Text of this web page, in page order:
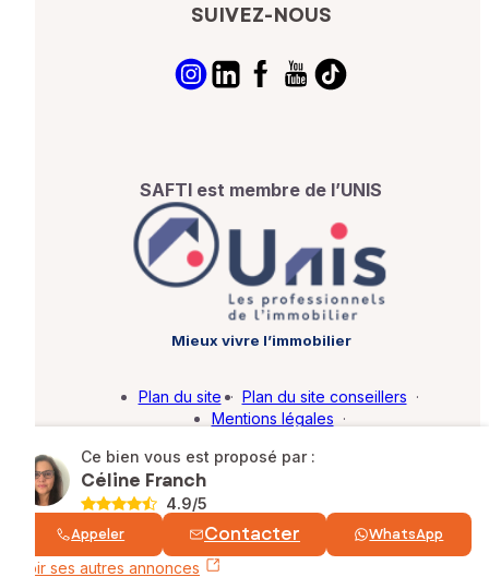
Ce bien vous est proposé par :
Céline Franch
4.9/5
Appeler Contacter WhatsApp
Voir ses autres annonces
SUIVEZ-NOUS
SAFTI est membre de l’UNIS
Mieux vivre l’immobilier
© SAFTI 2026. Tous droits réservés.
Plan du site · Plan du site conseillers ·
Mentions légales ·
Barème d'honoraires · Paramétrer mes cookies